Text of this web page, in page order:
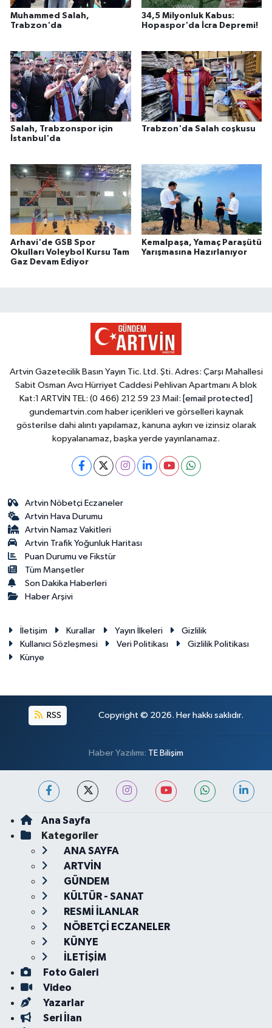
Muhammed Salah,
Trabzon'da
34,5 Milyonluk Kabus:
Hopaspor'da İcra Depremi!
Salah, Trabzonspor için
İstanbul'da
Trabzon'da Salah coşkusu
Arhavi'de GSB Spor
Okulları Voleybol Kursu Tam
Gaz Devam Ediyor
Kemalpaşa, Yamaç Paraşütü
Yarışmasına Hazırlanıyor
Artvin Gazetecilik Basın Yayın Tic. Ltd. Şti. Adres: Çarşı Mahallesi
Sabit Osman Avcı Hürriyet Caddesi Pehlivan Apartmanı A blok
Kat:1 ARTVİN TEL: (0 466) 212 59 23 Mail: [email protected]
gundemartvin.com haber içerikleri ve görselleri kaynak
gösterilse dahi alıntı yapılamaz, kanuna aykırı ve izinsiz olarak
kopyalanamaz, başka yerde yayınlanamaz.
Artvin Nöbetçi Eczaneler
Artvin Hava Durumu
Artvin Namaz Vakitleri
Artvin Trafik Yoğunluk Haritası
Puan Durumu ve Fikstür
Tüm Manşetler
Son Dakika Haberleri
Haber Arşivi
İletişim Kurallar Yayın İlkeleri
Gizlilik
Kullanıcı Sözleşmesi
Veri Politikası
Gizlilik Politikası
Künye
RSS Copyright © 2026. Her hakkı saklıdır.
Haber Yazılımı: TE Bilişim
Ana Sayfa
Kategoriler
ANA SAYFA
ARTVİN
GÜNDEM
KÜLTÜR - SANAT
RESMİ İLANLAR
NÖBETÇİ ECZANELER
KÜNYE
İLETİŞİM
Foto Galeri
Video
Yazarlar
Seri İlan